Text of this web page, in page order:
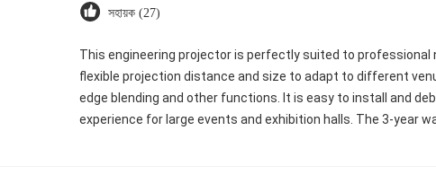
সহায়ক (27)
This engineering projector is perfectly suited to
flexible projection distance and size to adapt to different
edge blending and other functions. It is easy to install and
experience for large events and exhibition halls. The 3-year